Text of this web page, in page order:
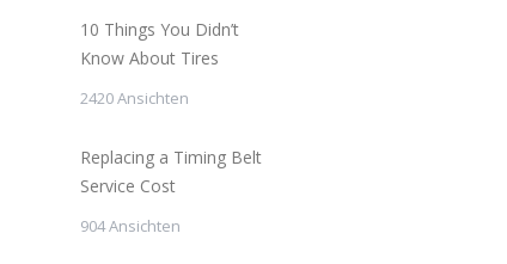
10 Things You Didn’t
Know About Tires
2420 Ansichten
Replacing a Timing Belt
Service Cost
904 Ansichten